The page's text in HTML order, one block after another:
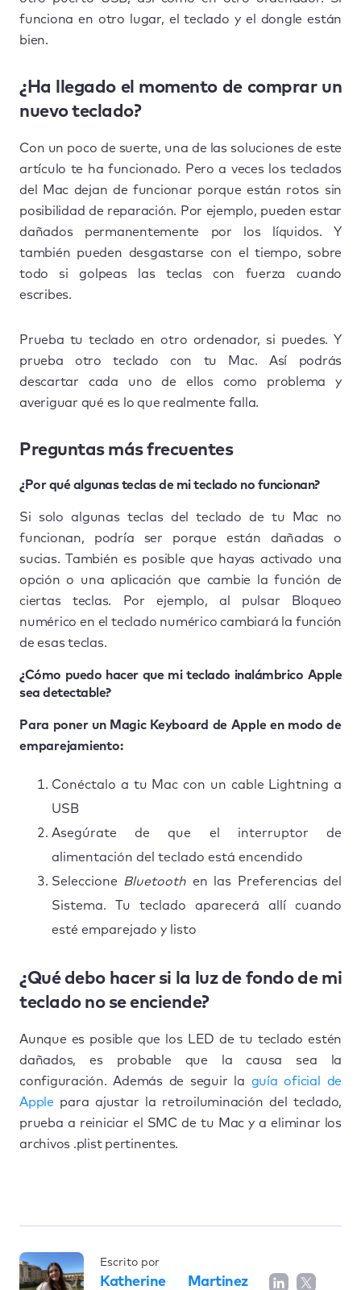
funciona en otro lugar, el teclado y el dongle están
bien.
¿Ha llegado el momento de comprar un
nuevo teclado?
Con un poco de suerte, una de las soluciones de este
artículo te ha funcionado. Pero a veces los teclados
del Mac dejan de funcionar porque están rotos sin
posibilidad de reparación. Por ejemplo, pueden estar
dañados permanentemente por los líquidos. Y
también pueden desgastarse con el tiempo, sobre
todo si golpeas las teclas con fuerza cuando
escribes.
Prueba tu teclado en otro ordenador, si puedes. Y
prueba otro teclado con tu Mac. Así podrás
descartar cada uno de ellos como problema y
averiguar qué es lo que realmente falla.
Preguntas más frecuentes
¿Por qué algunas teclas de mi teclado no funcionan?
Si solo algunas teclas del teclado de tu Mac no
funcionan, podría ser porque están dañadas o
sucias. También es posible que hayas activado una
opción o una aplicación que cambie la función de
ciertas teclas. Por ejemplo, al pulsar Bloqueo
numérico en el teclado numérico cambiará la función
de esas teclas.
¿Cómo puedo hacer que mi teclado inalámbrico Apple
sea detectable?
Para poner un Magic Keyboard de Apple en modo de
emparejamiento:
Conéctalo a tu Mac con un cable Lightning a
USB
Asegúrate de que el interruptor de
alimentación del teclado está encendido
Seleccione Bluetooth en las Preferencias del
Sistema. Tu teclado aparecerá allí cuando
esté emparejado y listo
¿Qué debo hacer si la luz de fondo de mi
teclado no se enciende?
Aunque es posible que los LED de tu teclado estén
dañados, es probable que la causa sea la
configuración. Además de seguir la guía oficial de
Apple para ajustar la retroiluminación del teclado,
prueba a reiniciar el SMC de tu Mac y a eliminar los
archivos .plist pertinentes.
Escrito por
Katherine Martinez